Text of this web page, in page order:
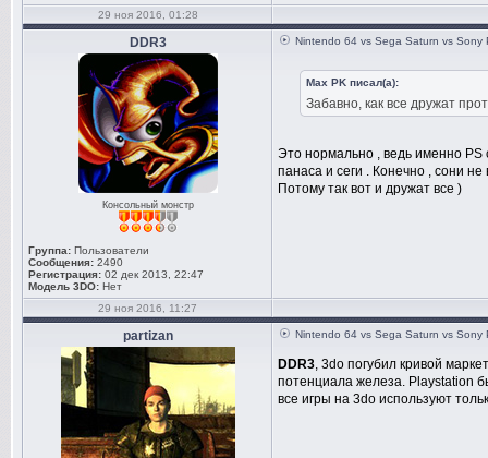
29 ноя 2016, 01:28
DDR3
Консольный монстр
Группа: Пользователи
Сообщения: 2490
Регистрация: 02 дек 2013, 22:47
Модель 3DO: Нет
Nintendo 64 vs Sega Saturn vs Sony
Max PK писал(а):
Забавно, как все дружат
Это нормально , ведь именно PS
панаса и сеги . Конечно , сони
Потому так вот и дружат все )
29 ноя 2016, 11:27
partizan Nintendo 64 vs Sega Saturn vs Sony
DDR3, 3do погубил кривой
потенциала железа. Playstation
все игры на 3do используют